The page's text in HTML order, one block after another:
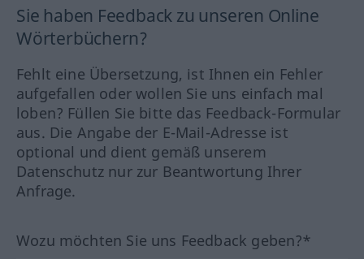
Sie haben Feedback zu unseren Online
Wörterbüchern?
Fehlt eine Übersetzung, ist Ihnen ein Fehler
aufgefallen oder wollen Sie uns einfach mal
loben? Füllen Sie bitte das Feedback-Formular
aus. Die Angabe der E-Mail-Adresse ist
optional und dient gemäß unserem
Datenschutz nur zur Beantwortung Ihrer
Anfrage.
Wozu möchten Sie uns Feedback geben?*